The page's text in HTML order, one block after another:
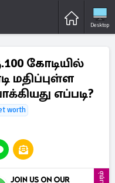
Desktop
கோடியில்
மதிப்புள்ள
எப்படி?
worth